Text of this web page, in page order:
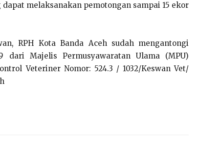
melaksanakan pemotongan sampai 15 ekor
RPH Kota Banda Aceh sudah mengantongi
dari Majelis Permusyawaratan Ulama (MPU)
Veteriner Nomor: 524.3 / 1032/Keswan Vet/